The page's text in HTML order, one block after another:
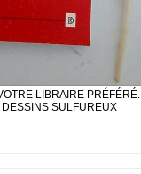
LIBRAIRE PRÉFÉRÉ.
SULFUREUX